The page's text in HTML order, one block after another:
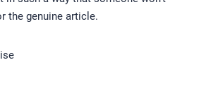
the genuine article.